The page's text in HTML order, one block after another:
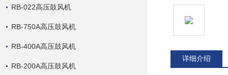
RB-022高压鼓风机
RB-750A高压鼓风机
RB-400A高压鼓风机
RB-200A高压鼓风机
详细介绍